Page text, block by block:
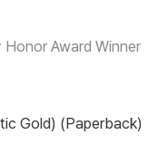
Award Winner
Gold) (Paperback)